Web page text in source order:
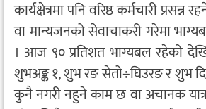
कार्यक्षेत्रमा पनि वरिष्ठ कर्मचारी
वा मान्यजनको सेवाचाकरी गरेमा
। आज ९० प्रतिशत भाग्यबल रहेको
शुभअङ्क १, शुभ रङ सेतो÷घिउरङ र शुभ
कुनै नगरी नहुने काम छ वा अचानक